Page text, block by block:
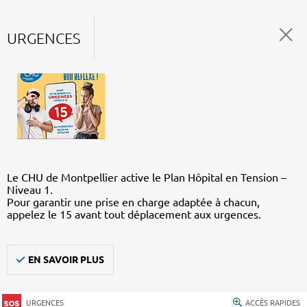
URGENCES
Le CHU de Montpellier active le Plan Hôpital en Tension –
Niveau 1.
Pour garantir une prise en charge adaptée à chacun,
appelez le 15 avant tout déplacement aux urgences.
EN SAVOIR PLUS
URGENCES ACCÈS RAPIDES